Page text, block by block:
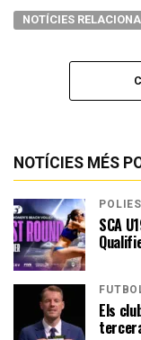
NOTÍCIES
NOTÍCIES MÉS
SCA
Els